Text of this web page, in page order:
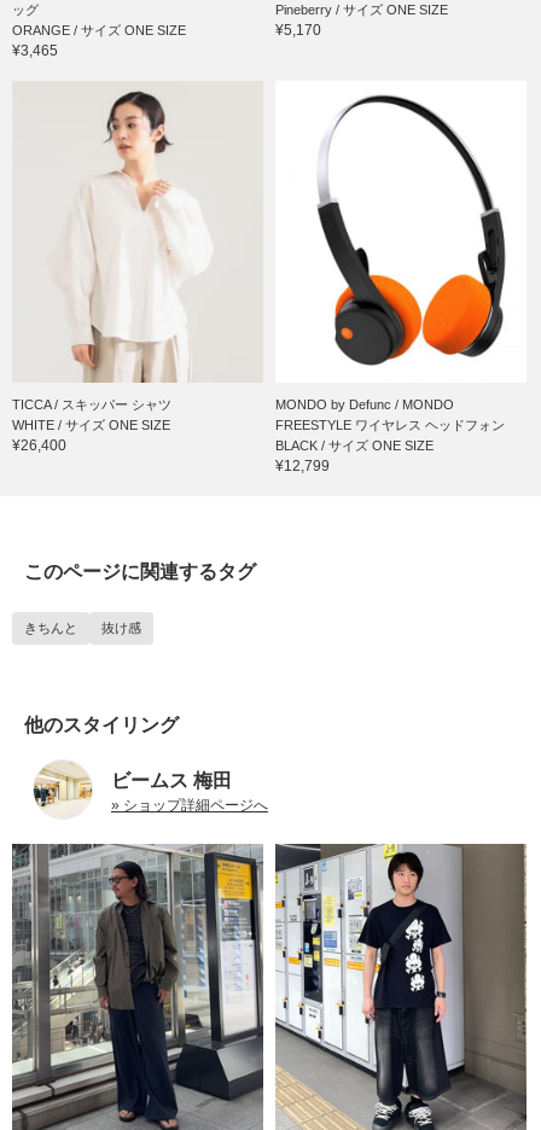
ッグ
ORANGE / サイズ ONE SIZE
¥3,465
Pineberry / サイズ ONE SIZE
¥5,170
TICCA / スキッパー シャツ
WHITE / サイズ ONE SIZE
¥26,400
MONDO by Defunc / MONDO
FREESTYLE ワイヤレス ヘッドフォン
BLACK / サイズ ONE SIZE
¥12,799
このページに関連するタグ
きちんと 抜け感
他のスタイリング
ビームス 梅田
» ショップ詳細ページへ